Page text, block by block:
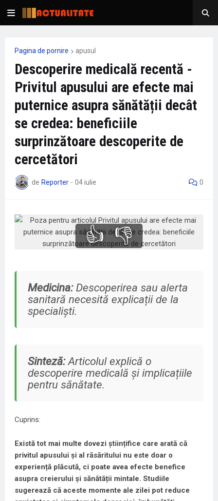
Pagina de pornire apusul
Descoperire medicală recentă -
Privitul apusului are efecte mai
puternice asupra sănătății decât
se credea: beneficiile
surprinzătoare descoperite de
cercetători
de Reporter - 04 iulie 0
👍 👎
Medicina:Descoperirea sau alerta
sanitară necesită explicații de la
specialiști.
Sinteză:Articolul explică o
descoperire medicală și implicațiile
pentru sănătate.
Cuprins:
Există tot mai multe dovezi științifice care arată că
privitul apusului și al răsăritului nu este doar o
experiență plăcută, ci poate avea efecte benefice
asupra creierului și sănătății mintale. Studiile
sugerează că aceste momente ale zilei pot reduce